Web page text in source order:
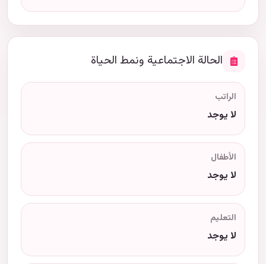
الحالة الاجتماعية ونمط الحياة
الراتب
لا يوجد
الأطفال
لا يوجد
التعليم
لا يوجد